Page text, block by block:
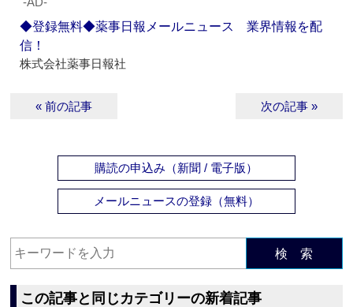
◆登録無料◆薬事日報メールニュース 業界情報を配
信！
株式会社薬事日報社
« 前の記事 次の記事 »
購読の申込み（新聞 / 電子版）
メールニュースの登録（無料）
検 索
この記事と同じカテゴリーの新着記事